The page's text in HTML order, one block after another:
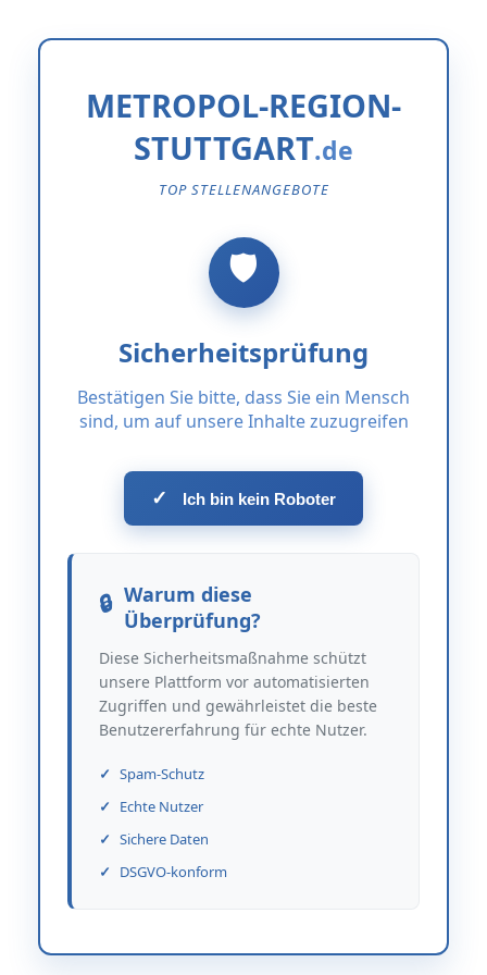
METROPOL-REGION-
STUTTGART
TOP STELLENANGEBOTE
Sicherheitsprüfung
Bestätigen Sie bitte, dass Sie ein Mensch
sind, um auf unsere Inhalte zuzugreifen
✓ Ich bin kein Roboter
Warum diese
Überprüfung?
Diese Sicherheitsmaßnahme schützt
unsere Plattform vor automatisierten
Zugriffen und gewährleistet die beste
Benutzererfahrung für echte Nutzer.
Spam-Schutz
Echte Nutzer
Sichere Daten
DSGVO-konform